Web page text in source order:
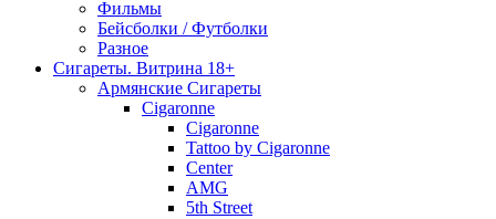
Фильмы
Бейсболки / Футболки
Разное
Сигареты. Витрина 18+
Армянские Сигареты
Cigaronne
Cigaronne
Tattoo by Cigaronne
Center
AMG
5th Street